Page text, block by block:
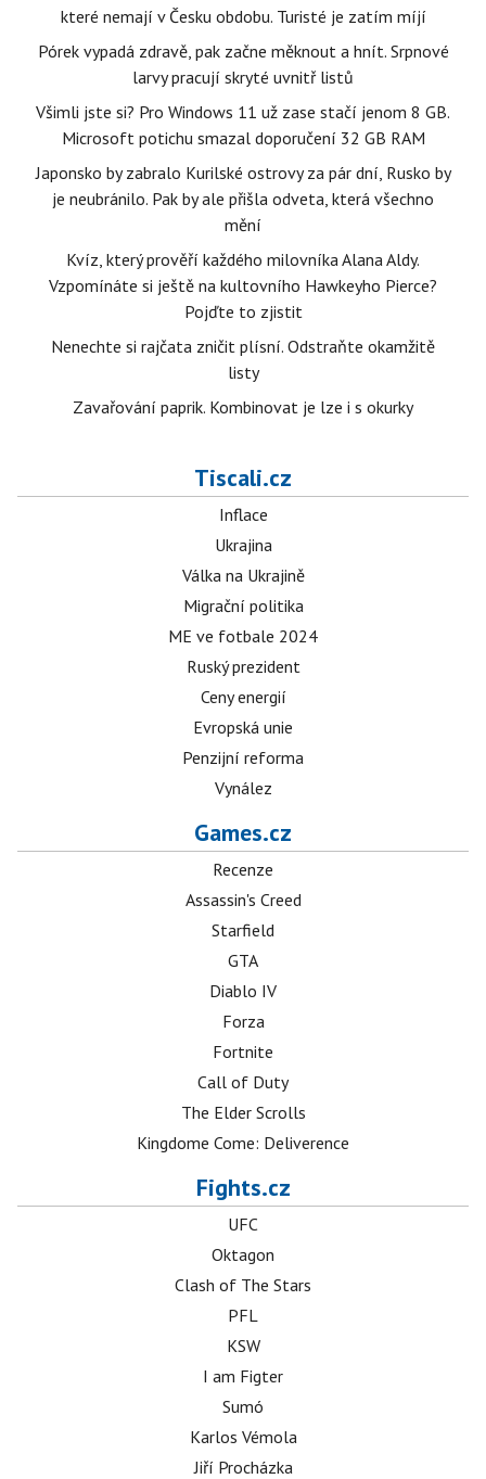
které nemají v Česku obdobu. Turisté je zatím míjí
Pórek vypadá zdravě, pak začne měknout a hnít. Srpnové
larvy pracují skryté uvnitř listů
Všimli jste si? Pro Windows 11 už zase stačí jenom 8 GB.
Microsoft potichu smazal doporučení 32 GB RAM
Japonsko by zabralo Kurilské ostrovy za pár dní, Rusko by
je neubránilo. Pak by ale přišla odveta, která všechno
mění
Kvíz, který prověří každého milovníka Alana Aldy.
Vzpomínáte si ještě na kultovního Hawkeyho Pierce?
Pojďte to zjistit
Nenechte si rajčata zničit plísní. Odstraňte okamžitě
listy
Zavařování paprik. Kombinovat je lze i s okurky
Tiscali.cz
Inflace
Ukrajina
Válka na Ukrajině
Migrační politika
ME ve fotbale 2024
Ruský prezident
Ceny energií
Evropská unie
Penzijní reforma
Vynález
Games.cz
Recenze
Assassin's Creed
Starfield
GTA
Diablo IV
Forza
Fortnite
Call of Duty
The Elder Scrolls
Kingdome Come: Deliverence
Fights.cz
UFC
Oktagon
Clash of The Stars
PFL
KSW
I am Figter
Sumó
Karlos Vémola
Jiří Procházka